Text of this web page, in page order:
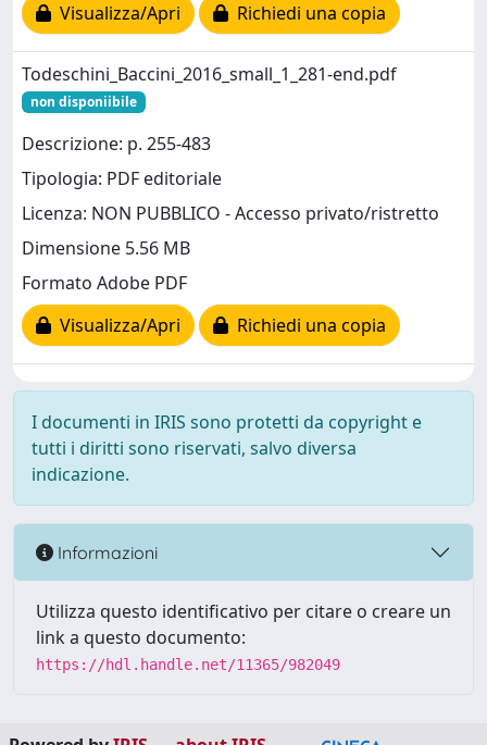
Visualizza/Apri
Richiedi una copia
Todeschini_Baccini_2016_small_1_281-end.pdf
non disponiibile
Descrizione: p. 255-483
Tipologia: PDF editoriale
Licenza: NON PUBBLICO - Accesso privato/ristretto
Dimensione 5.56 MB
Formato Adobe PDF
Visualizza/Apri
Richiedi una copia
I documenti in IRIS sono protetti da copyright e
tutti i diritti sono riservati, salvo diversa
indicazione.
Informazioni
Utilizza questo identificativo per citare o creare un
link a questo documento:
https://hdl.handle.net/11365/982049